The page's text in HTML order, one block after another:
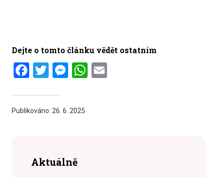
Dejte o tomto článku vědět ostatním
Facebook
Twitter
Messenger
WhatsApp
Publikováno: 26. 6. 2025
Aktuálně